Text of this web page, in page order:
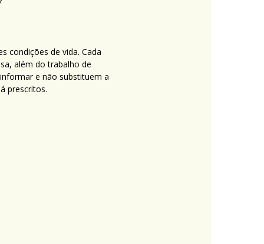
condições de vida. Cada
além do trabalho de
e não substituem a
prescritos.